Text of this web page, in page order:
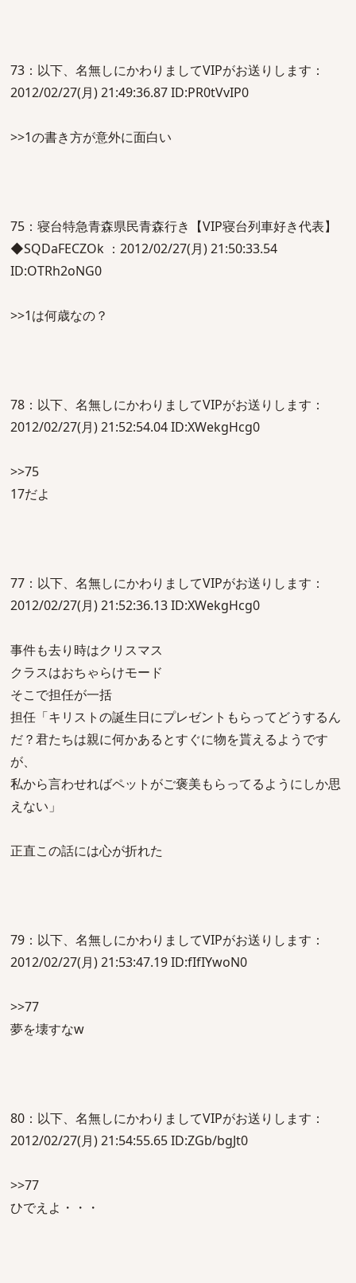
73：以下、名無しにかわりましてVIPがお送りします：
2012/02/27(月) 21:49:36.87 ID:PR0tVvIP0
>>1の書き方が意外に面白い
75：寝台特急青森県民青森行き【VIP寝台列車好き代表】
◆SQDaFECZOk ：2012/02/27(月) 21:50:33.54
ID:OTRh2oNG0
>>1は何歳なの？
78：以下、名無しにかわりましてVIPがお送りします：
2012/02/27(月) 21:52:54.04 ID:XWekgHcg0
>>75
17だよ
77：以下、名無しにかわりましてVIPがお送りします：
2012/02/27(月) 21:52:36.13 ID:XWekgHcg0
事件も去り時はクリスマス
クラスはおちゃらけモード
そこで担任が一括
担任「キリストの誕生日にプレゼントもらってどうするん
だ？君たちは親に何かあるとすぐに物を貰えるようです
が、
私から言わせればペットがご褒美もらってるようにしか思
えない」
正直この話には心が折れた
79：以下、名無しにかわりましてVIPがお送りします：
2012/02/27(月) 21:53:47.19 ID:fIfIYwoN0
>>77
夢を壊すなw
80：以下、名無しにかわりましてVIPがお送りします：
2012/02/27(月) 21:54:55.65 ID:ZGb/bgJt0
>>77
ひでえよ・・・